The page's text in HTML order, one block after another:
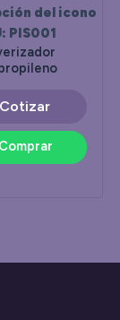
Comprar
PIS001
Cotizar